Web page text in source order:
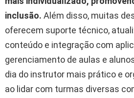
inclusão. Além disso, muitas
oferecem suporte técnico,
conteúdo e integração com
gerenciamento de aulas e
dia do instrutor mais prático e
ao lidar com turmas diversas